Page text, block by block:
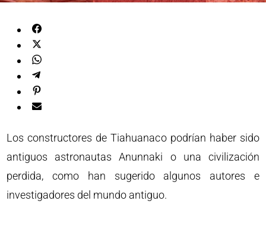
Los constructores de Tiahuanaco podrían haber sido
antiguos astronautas Anunnaki o una civilización
perdida, como han sugerido algunos autores e
investigadores del mundo antiguo.